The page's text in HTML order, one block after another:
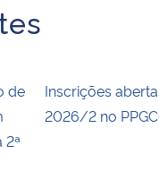
de
2ª
Inscrições
2026/2 no